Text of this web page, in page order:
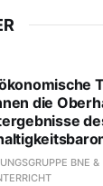
die
BNE &